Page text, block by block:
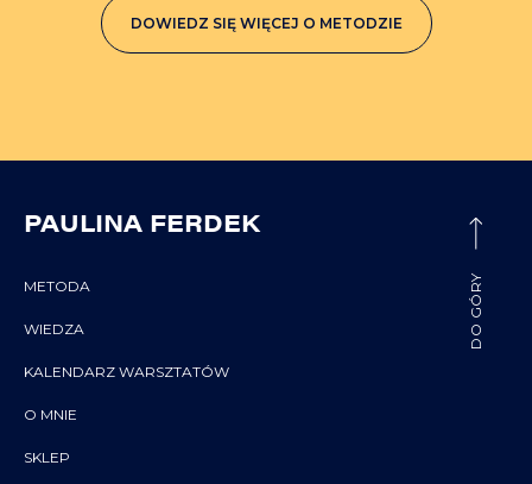
DOWIEDZ SIĘ WIĘCEJ O METODZIE
DO GÓRY
PAULINA FERDEK
METODA
WIEDZA
KALENDARZ WARSZTATÓW
O MNIE
SKLEP